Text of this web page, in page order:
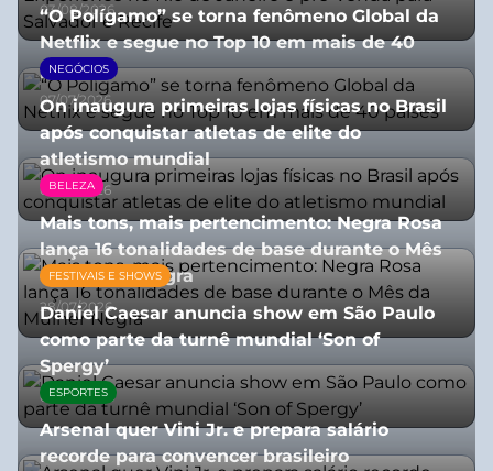
03/08/2026
“O Polígamo” se torna fenômeno Global da
Netflix e segue no Top 10 em mais de 40
países
07/07/2026
NEGÓCIOS
On inaugura primeiras lojas físicas no Brasil
após conquistar atletas de elite do
atletismo mundial
07/07/2026
BELEZA
Mais tons, mais pertencimento: Negra Rosa
lança 16 tonalidades de base durante o Mês
da Mulher Negra
28/07/2026
FESTIVAIS E SHOWS
Daniel Caesar anuncia show em São Paulo
como parte da turnê mundial ‘Son of
Spergy’
05/08/2026
ESPORTES
Arsenal quer Vini Jr. e prepara salário
recorde para convencer brasileiro